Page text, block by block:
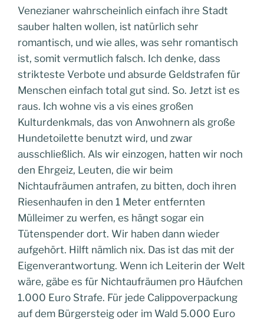
Venezianer wahrscheinlich einfach ihre Stadt
sauber halten wollen, ist natürlich sehr
romantisch, und wie alles, was sehr romantisch
ist, somit vermutlich falsch. Ich denke, dass
strikteste Verbote und absurde Geldstrafen für
Menschen einfach total gut sind. So. Jetzt ist es
raus. Ich wohne vis a vis eines großen
Kulturdenkmals, das von Anwohnern als große
Hundetoilette benutzt wird, und zwar
ausschließlich. Als wir einzogen, hatten wir noch
den Ehrgeiz, Leuten, die wir beim
Nichtaufräumen antrafen, zu bitten, doch ihren
Riesenhaufen in den 1 Meter entfernten
Mülleimer zu werfen, es hängt sogar ein
Tütenspender dort. Wir haben dann wieder
aufgehört. Hilft nämlich nix. Das ist das mit der
Eigenverantwortung. Wenn ich Leiterin der Welt
wäre, gäbe es für Nichtaufräumen pro Häufchen
1.000 Euro Strafe. Für jede Calippoverpackung
auf dem Bürgersteig oder im Wald 5.000 Euro